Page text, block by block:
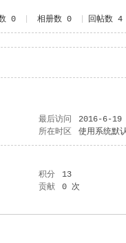
0 相册数 0 回帖数 4
最后访问
2016-6-19
所在时区 使用系统默
积分
13
贡献 0 次